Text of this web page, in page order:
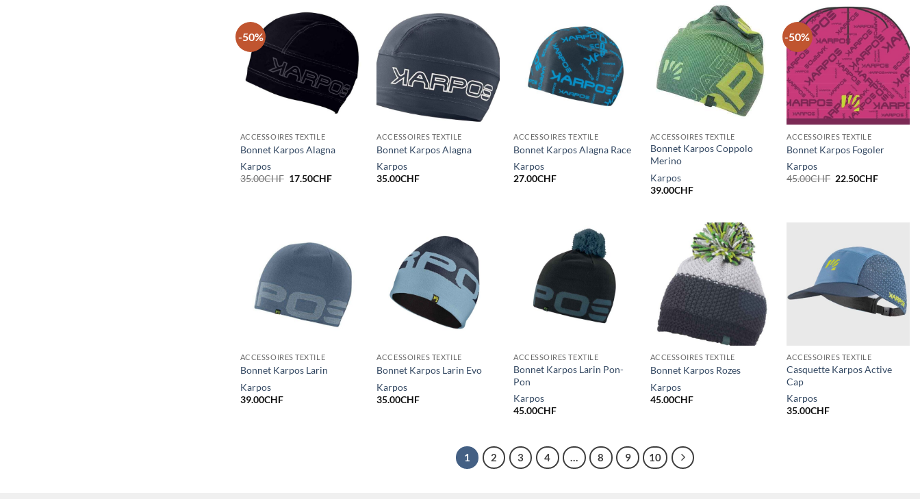
109.00CHF.
-50%
ACCESSOIRES TEXTILE
Bonnet Karpos Alagna
Karpos
35.00CHF Le
17.50CHFLe
ACCESSOIRES TEXTILE
Bonnet Karpos Alagna
Karpos
35.00CHF
ACCESSOIRES TEXTILE
Bonnet Karpos Alagna Race
Karpos
27.00CHF
ACCESSOIRES TEXTILE
Bonnet Karpos Coppolo
Merino
Karpos
39.00CHF
-50%
ACCESSOIRES TEXTILE
Bonnet Karpos Fogoler
Karpos
45.00CHF Le
22.50CHFLe
ACCESSOIRES TEXTILE
Bonnet Karpos Larin
Karpos
39.00CHF
ACCESSOIRES TEXTILE
Bonnet Karpos Larin Evo
Karpos
35.00CHF
ACCESSOIRES TEXTILE
Bonnet Karpos Larin Pon-
Pon
Karpos
45.00CHF
ACCESSOIRES TEXTILE
Bonnet Karpos Rozes
Karpos
45.00CHF
ACCESSOIRES TEXTILE
Casquette Karpos Active
Cap
Karpos
35.00CHF
1 2 3 4 … 8 9 10